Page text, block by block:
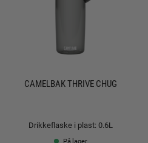
CAMELBAK THRIVE CHUG
Drikkeflaske i plast: 0.6L
På lager